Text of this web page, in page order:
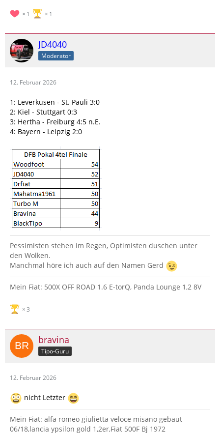
1 1
JD4040
Moderator
12. Februar 2026
1: Leverkusen - St. Pauli 3:0
2: Kiel - Stuttgart 0:3
3: Hertha - Freiburg 4:5 n.E.
4: Bayern - Leipzig 2:0
Pessimisten stehen im Regen, Optimisten duschen unter
den Wolken.
Manchmal höre ich auch auf den Namen Gerd
Mein Fiat: 500X OFF ROAD 1.6 E-torQ, Panda Lounge 1,2 8V
3
bravina
Tipo-Guru
12. Februar 2026
nicht Letzter
Mein Fiat: alfa romeo giulietta veloce misano gebaut
06/18,lancia ypsilon gold 1,2er,Fiat 500F Bj 1972